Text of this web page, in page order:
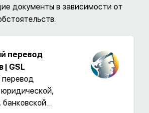
документы в зависимости от
перевод
| GSL
перевод